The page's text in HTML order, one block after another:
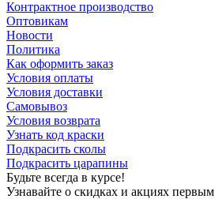
Контрактное производство
Оптовикам
Новости
Политика
Как оформить заказ
Условия оплаты
Условия доставки
Самовывоз
Условия возврата
Узнать код краски
Подкрасить сколы
Подкрасить царапины
Будьте всегда в курсе!
Узнавайте о скидках и акциях первым